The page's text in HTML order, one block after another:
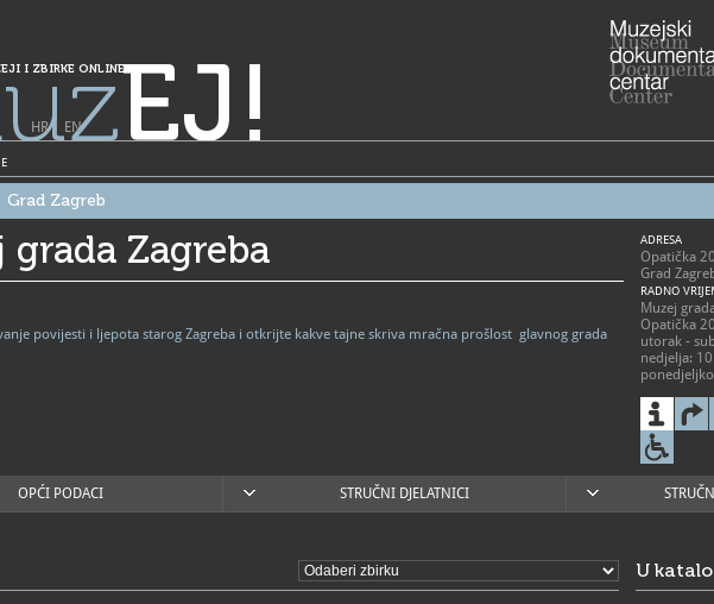
I ZBIRKE ONLINEEJ!
HR| EN
Grad Zagreb
grada Zagreba
povijesti i ljepota starog Zagreba i otkrijte kakve tajne skriva mračna prošlost glavnog grada
ADRESA
Opatička
Grad
RADNO
Muzej
Opatička 20
utorak -
nedjelja:
1991./1995.
Petrićeva 4/1
utorak,
E
W
OPĆI PODACI STRUČNI DJELATNICI
U